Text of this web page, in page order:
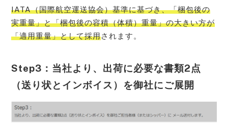
IATA（国際航空運送協会）基準に基づき、「梱包後の
実重量」と「梱包後の容積（体積）重量」の大きい方が
「適用重量」として採用されます。
Step3：当社より、出荷に必要な書類2点
（送り状とインボイス）を御社にご展開